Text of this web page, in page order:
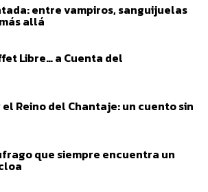
entre vampiros, sanguijuelas
allá
Libre… a Cuenta del
Reino del Chantaje: un cuento sin
que siempre encuentra un